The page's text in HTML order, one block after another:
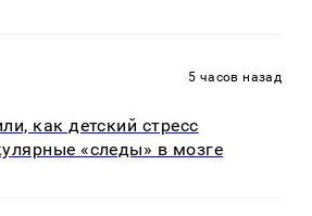
5 часов назад
как детский стресс
«следы» в мозге